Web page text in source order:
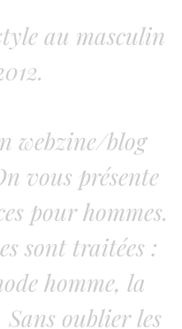
au masculin
webzine/blog
vous présente
pour hommes.
sont traitées :
homme, la
oublier les